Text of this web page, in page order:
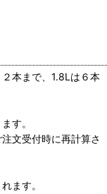
本まで、1.8Lは６本
す。
文受付時に再計算さ
ます。